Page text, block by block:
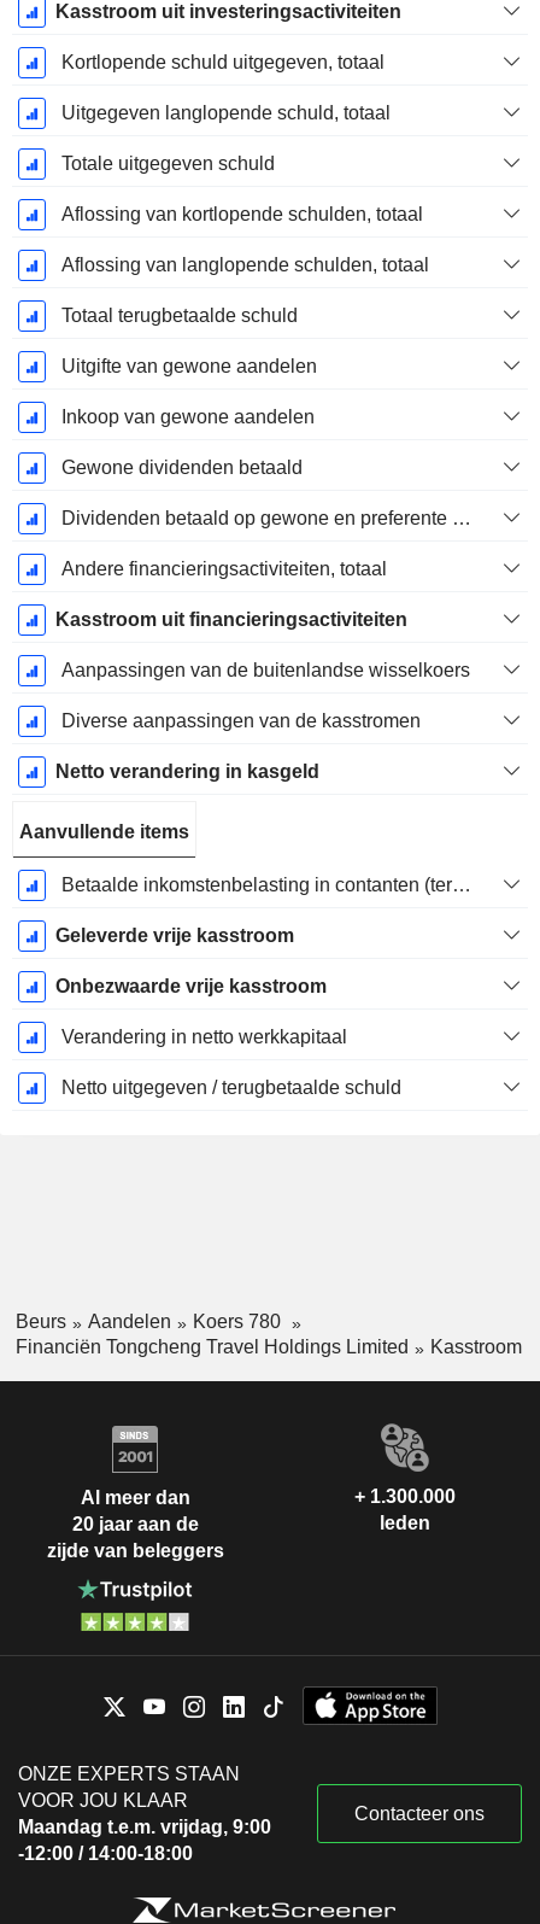
Kasstroom uit investeringsactiviteiten
Kortlopende schuld uitgegeven, totaal
Uitgegeven langlopende schuld, totaal
Totale uitgegeven schuld
Aflossing van kortlopende schulden, totaal
Aflossing van langlopende schulden, totaal
Totaal terugbetaalde schuld
Uitgifte van gewone aandelen
Inkoop van gewone aandelen
Gewone dividenden betaald
Dividenden betaald op gewone en preferente aandelen
Andere financieringsactiviteiten, totaal
Kasstroom uit financieringsactiviteiten
Aanpassingen van de buitenlandse wisselkoers
Diverse aanpassingen van de kasstromen
Netto verandering in kasgeld
Aanvullende items
Betaalde inkomstenbelasting in contanten (teruggave)
Geleverde vrije kasstroom
Onbezwaarde vrije kasstroom
Verandering in netto werkkapitaal
Netto uitgegeven / terugbetaalde schuld
Beurs Aandelen
Koers 780
Financiën Tongcheng Travel Holdings Limited
Kasstroom
Al meer dan
20 jaar aan de
zijde van beleggers
+ 1.300.000
leden
ONZE EXPERTS STAAN
VOOR JOU KLAAR
Maandag t.e.m. vrijdag, 9:00
-12:00 / 14:00-18:00
Contacteer ons